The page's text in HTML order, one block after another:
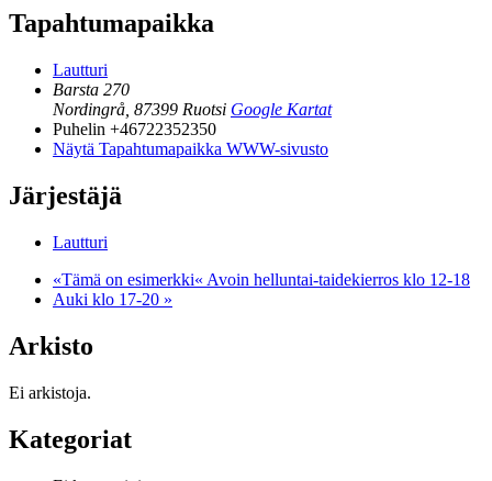
Tapahtumapaikka
Lautturi
Barsta 270
Nordingrå 87399 Ruotsi Google Kartat
Puhelin +46722352350
Näytä Tapahtumapaikka WWW-sivusto
Järjestäjä
Lautturi
«Tämä on esimerkki« Avoin helluntai-taidekierros klo 12-18
Auki klo 17-20 »
Arkisto
Ei arkistoja.
Kategoriat